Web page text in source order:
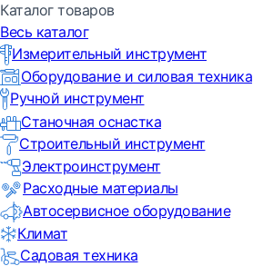
Каталог товаров
Весь каталог
Измерительный инструмент
Оборудование и силовая техника
Ручной инструмент
Станочная оснастка
Строительный инструмент
Электроинструмент
Расходные материалы
Автосервисное оборудование
Климат
Садовая техника